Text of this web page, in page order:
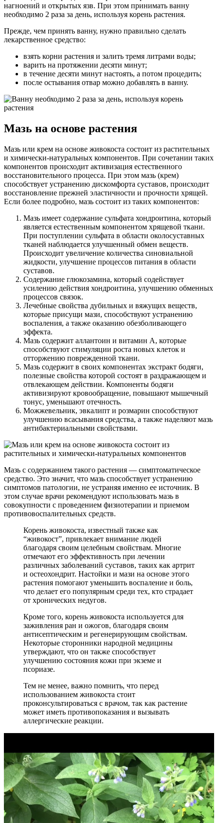
нагноений и открытых язв. При этом принимать ванну
необходимо 2 раза за день, используя корень растения.
Прежде, чем принять ванну, нужно правильно сделать
лекарственное средство:
взять корни растения и залить тремя литрами воды;
варить на протяжении десяти минут;
в течение десяти минут настоять, а потом процедить;
после остывания отвар можно добавлять в ванну.
Мазь на основе растения
Мазь или крем на основе живокоста состоит из растительных
и химически-натуральных компонентов. При сочетании таких
компонентов происходит активизация естественного
восстановительного процесса. При этом мазь (крем)
способствует устранению дискомфорта суставов, происходит
восстановление прежней эластичности и прочности хрящей.
Если более подробно, мазь состоит из таких компонентов:
Мазь имеет содержание сульфата хондроитина, который
является естественным компонентом хрящевой ткани.
При поступлении сульфата в области околосуставных
тканей наблюдается улучшенный обмен веществ.
Происходит увеличение количества синовиальной
жидкости, улучшение процессов питания в области
суставов.
Содержание глюкозамина, который содействует
усилению действия хондроитина, улучшению обменных
процессов связок.
Лечебные свойства дубильных и вяжущих веществ,
которые присущи мази, способствуют устранению
воспаления, а также оказанию обезболивающего
эффекта.
Мазь содержит аллантоин и витамин А, которые
способствуют стимуляции роста новых клеток и
отторжению поврежденной ткани.
Мазь содержит в своих компонентах экстракт бодяги,
полезные свойства которой состоят в раздражающем и
отвлекающем действии. Компоненты бодяги
активизируют кровообращение, повышают мышечный
тонус, уменьшают отечность.
Можжевельник, эвкалипт и розмарин способствуют
улучшению всасывания средства, а также наделяют мазь
антибактериальными свойствами.
Мазь с содержанием такого растения — симптоматическое
средство. Это значит, что мазь способствует устранению
симптомов патологии, не устраняя именно ее источник. В
этом случае врачи рекомендуют использовать мазь в
совокупности с проведением физиотерапии и приемом
противовоспалительных средств.
Корень живокоста, известный также как
“живокост”, привлекает внимание людей
благодаря своим целебным свойствам. Многие
отмечают его эффективность при лечении
различных заболеваний суставов, таких как артрит
и остеохондрит. Настойки и мази на основе этого
растения помогают уменьшить воспаление и боль,
что делает его популярным среди тех, кто страдает
от хронических недугов.
Кроме того, корень живокоста используется для
заживления ран и ожогов, благодаря своим
антисептическим и регенерирующим свойствам.
Некоторые сторонники народной медицины
утверждают, что он также способствует
улучшению состояния кожи при экземе и
псориазе.
Тем не менее, важно помнить, что перед
использованием живокоста стоит
проконсультироваться с врачом, так как растение
может иметь противопоказания и вызывать
аллергические реакции.